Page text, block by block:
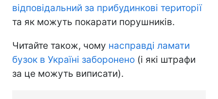
відповідальний за прибудинкові території
та як можуть покарати порушників.
Читайте також, чому насправді ламати
бузок в Україні заборонено (і які штрафи
за це можуть виписати).